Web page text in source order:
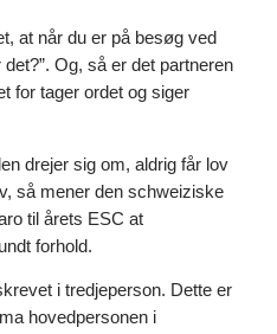
at når du er på besøg ved
Og, så er det partneren
for tager ordet og siger
drejer sig om, aldrig får lov
så mener den schweiziske
til årets ESC at
forhold.
i tredjeperson. Dette er
hovedpersonen i